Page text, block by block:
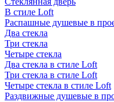
В стиле Loft
Распашные душевые в
Два стекла
Три стекла
Четыре стекла
Два стекла в стиле Loft
Три стекла в стиле Loft
Четыре стекла в стиле Loft
Раздвижные душевые в